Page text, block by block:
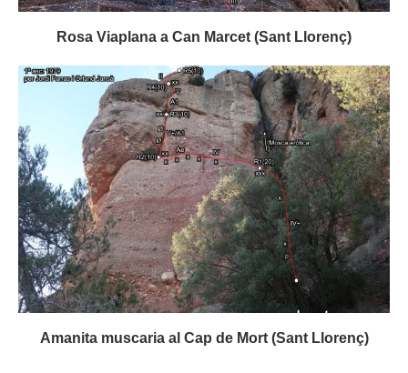
Rosa Viaplana a Can Marcet (Sant Llorenç)
Amanita muscaria al Cap de Mort (Sant Llorenç)